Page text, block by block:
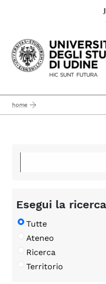
Passa al
home
Esegui la
Tutte
Ateneo
Ricerca
Territorio